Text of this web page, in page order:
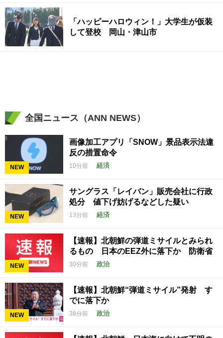
「ハッピーハロウィン！」大学生が仮装
して登校 岡山・津山市
全国ニュース（ANN NEWS）
NEW
画像加工アプリ「SNOW」景品表示法違
反の措置命令
10分前 経済
NEW
サングラス「レイバン」販売会社に行政
処分 値下げ妨げるなどした疑い
13分前 経済
NEW
【速報】北朝鮮の弾道ミサイルとみられ
るもの 日本のEEZ外に落下か 防衛省
30分前 政治
NEW
【速報】北朝鮮“弾道ミサイル”発射 す
でに落下か
38分前 政治